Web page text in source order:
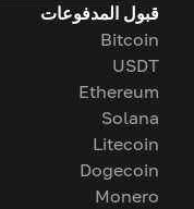
قبول المدفوعات
Bitcoin
USDT
Ethereum
Solana
Litecoin
Dogecoin
Monero